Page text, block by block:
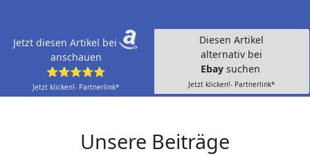
Jetzt diesen Artikel bei
anschauen
⭐⭐⭐⭐⭐
Jetzt klicken!- Partnerlink*
Diesen Artikel
alternativ bei
Ebay suchen
Jetzt klicken!- Partnerlink*
Unsere Beiträge